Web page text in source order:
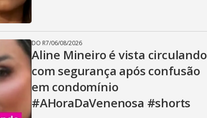
DO R7/06/08/2026
Aline Mineiro é vista circulando
com segurança após confusão
em condomínio
#AHoraDaVenenosa #shorts